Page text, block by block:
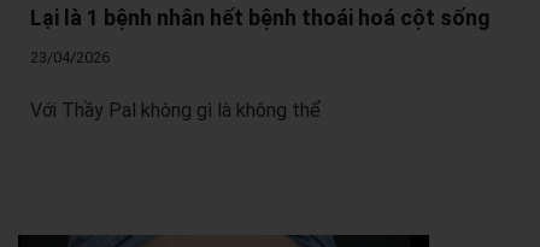
Lại là 1 bệnh nhân hết bệnh thoái hoá cột sống
23/04/2026
Với Thầy Pal không gì là không thể